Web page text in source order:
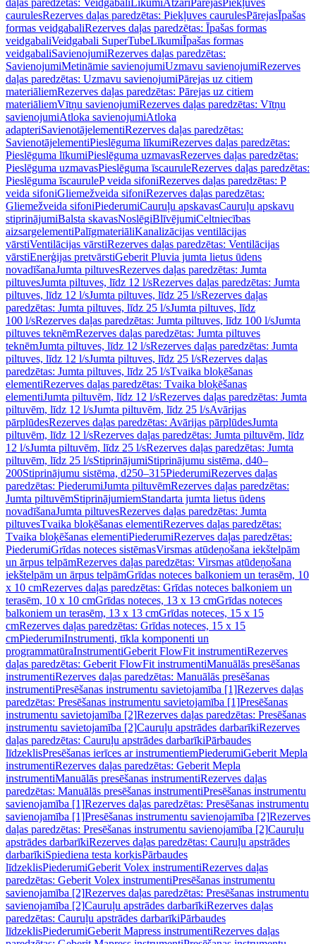
daļas paredzētas: Veidgabali LīkumiAtzari PārejasPiekļuves
caurulesRezerves daļas paredzētas: Piekļuves caurulesPārejasĪpašas
formas veidgabaliRezerves daļas paredzētas: Īpašas formas
veidgabaliVeidgabali SuperTubeLīkumiĪpašas formas
veidgabaliSavienojumiRezerves daļas paredzētas:
SavienojumiMetināmie savienojumiUzmavu savienojumiRezerves
daļas paredzētas: Uzmavu savienojumiPārejas uz citiem
materiāliemRezerves daļas paredzētas: Pārejas uz citiem
materiāliemVītņu savienojumiRezerves daļas paredzētas: Vītņu
savienojumiAtloka savienojumiAtloka
adapteriSavienotājelementiRezerves daļas paredzētas:
SavienotājelementiPieslēguma līkumiRezerves daļas paredzētas:
Pieslēguma līkumiPieslēguma uzmavasRezerves daļas paredzētas:
Pieslēguma uzmavasPieslēguma īscauruleRezerves daļas paredzētas:
Pieslēguma īscauruleP veida sifoniRezerves daļas paredzētas: P
veida sifoniGliemežveida sifoniRezerves daļas paredzētas:
Gliemežveida sifoniPiederumiCauruļu apskavasCauruļu apskavu
stiprinājumiBalsta skavasNoslēgiBlīvējumiCeltniecības
aizsargelementiPalīgmateriāliKanalizācijas ventilācijas
vārstiVentilācijas vārstiRezerves daļas paredzētas: Ventilācijas
vārstiEnerģijas pretvārstiGeberit Pluvia jumta lietus ūdens
novadīšanaJumta piltuvesRezerves daļas paredzētas: Jumta
piltuvesJumta piltuves, līdz 12 l/sRezerves daļas paredzētas: Jumta
piltuves, līdz 12 l/sJumta piltuves, līdz 25 l/sRezerves daļas
paredzētas: Jumta piltuves, līdz 25 l/sJumta piltuves, līdz
100 l/sRezerves daļas paredzētas: Jumta piltuves, līdz 100 l/sJumta
piltuves teknēmRezerves daļas paredzētas: Jumta piltuves
teknēmJumta piltuves, līdz 12 l/sRezerves daļas paredzētas: Jumta
piltuves, līdz 12 l/sJumta piltuves, līdz 25 l/sRezerves daļas
paredzētas: Jumta piltuves, līdz 25 l/sTvaika bloķēšanas
elementiRezerves daļas paredzētas: Tvaika bloķēšanas
elementiJumta piltuvēm, līdz 12 l/sRezerves daļas paredzētas: Jumta
piltuvēm, līdz 12 l/sJumta piltuvēm, līdz 25 l/sAvārijas
pārplūdesRezerves daļas paredzētas: Avārijas pārplūdesJumta
piltuvēm, līdz 12 l/sRezerves daļas paredzētas: Jumta piltuvēm, līdz
12 l/sJumta piltuvēm, līdz 25 l/sRezerves daļas paredzētas: Jumta
piltuvēm, līdz 25 l/sStiprinājumiStiprinājumu sistēma, d40–
200Stiprinājumu sistēma, d250–315PiederumiRezerves daļas
paredzētas: PiederumiJumta piltuvēmRezerves daļas paredzētas:
Jumta piltuvēmStiprinājumiemStandarta jumta lietus ūdens
novadīšanaJumta piltuvesRezerves daļas paredzētas: Jumta
piltuvesTvaika bloķēšanas elementiRezerves daļas paredzētas:
Tvaika bloķēšanas elementiPiederumiRezerves daļas paredzētas:
PiederumiGrīdas noteces sistēmasVirsmas atūdeņošana iekštelpām
un ārpus telpāmRezerves daļas paredzētas: Virsmas atūdeņošana
iekštelpām un ārpus telpāmGrīdas noteces balkoniem un terasēm, 10
x 10 cmRezerves daļas paredzētas: Grīdas noteces balkoniem un
terasēm, 10 x 10 cmGrīdas noteces, 13 x 13 cmGrīdas noteces
balkoniem un terasēm, 13 x 13 cmGrīdas noteces, 15 x 15
cmRezerves daļas paredzētas: Grīdas noteces, 15 x 15
cmPiederumiInstrumenti, tīkla komponenti un
programmatūraInstrumentiGeberit FlowFit instrumentiRezerves
daļas paredzētas: Geberit FlowFit instrumentiManuālās presēšanas
instrumentiRezerves daļas paredzētas: Manuālās presēšanas
instrumentiPresēšanas instrumentu savietojamība [1]Rezerves daļas
paredzētas: Presēšanas instrumentu savietojamība [1]Presēšanas
instrumentu savietojamība [2]Rezerves daļas paredzētas: Presēšanas
instrumentu savietojamība [2]Cauruļu apstrādes darbarīkiRezerves
daļas paredzētas: Cauruļu apstrādes darbarīkiPārbaudes
līdzeklisPresēšanas ierīces ar instrumentiemPiederumiGeberit Mepla
instrumentiRezerves daļas paredzētas: Geberit Mepla
instrumentiManuālās presēšanas instrumentiRezerves daļas
paredzētas: Manuālās presēšanas instrumentiPresēšanas instrumentu
savienojamība [1]Rezerves daļas paredzētas: Presēšanas instrumentu
savienojamība [1]Presēšanas instrumentu savienojamība [2]Rezerves
daļas paredzētas: Presēšanas instrumentu savienojamība [2]Cauruļu
apstrādes darbarīkiRezerves daļas paredzētas: Cauruļu apstrādes
darbarīkiSpiediena testa korķisPārbaudes
līdzeklisPiederumiGeberit Volex instrumentiRezerves daļas
paredzētas: Geberit Volex instrumentiPresēšanas instrumentu
savienojamība [2]Rezerves daļas paredzētas: Presēšanas instrumentu
savienojamība [2]Cauruļu apstrādes darbarīkiRezerves daļas
paredzētas: Cauruļu apstrādes darbarīkiPārbaudes
līdzeklisPiederumiGeberit Mapress instrumentiRezerves daļas